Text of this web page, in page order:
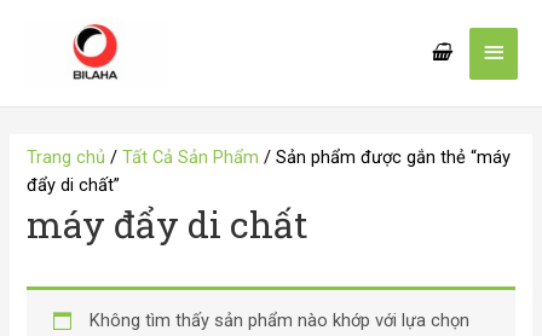
Trang chủ /Tất Cả Sản Phẩm / Sản phẩm được gắn thẻ “máy
đẩy di chất”
máy đẩy di chất
Không tìm thấy sản phẩm nào khớp với lựa chọn